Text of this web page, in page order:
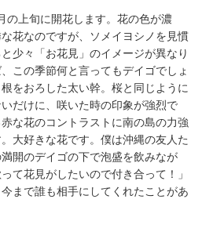
の上旬に開花します。花の色が濃
花なのですが、ソメイヨシノを見慣
少々「お花見」のイメージが異なり
この季節何と言ってもデイゴでしょ
をおろした太い幹。桜と同じように
だけに、咲いた時の印象が強烈で
な花のコントラストに南の島の力強
大好きな花です。僕は沖縄の友人た
開のデイゴの下で泡盛を飲みなが
て花見がしたいので付き合って！」
まで誰も相手にしてくれたことがあ